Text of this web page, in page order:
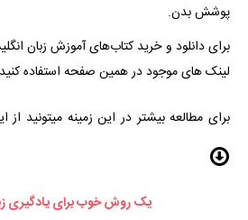
پوشش بدن.
برایدانلود و خرید کتاب‌های آموزش زبان
لینک های موجود در همین صفحه استفاده
برای مطالعه بیشتر در این زمینه میتونید
یک روش خوب برای یادگیری